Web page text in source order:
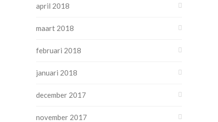
april 2018
maart 2018
februari 2018
januari 2018
december 2017
november 2017